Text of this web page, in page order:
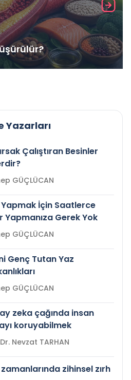
Yazarları
Çalıştıran Besinler
Zeynep GÜÇLÜCAN
İçin Saatlerce
Yapmanıza Gerek Yok
Zeynep GÜÇLÜCAN
Genç Tutan Yaz
Zeynep GÜÇLÜCAN
zeka çağında insan
koruyabilmek
Prof.Dr. Nevzat TARHAN
zihinsel zırh